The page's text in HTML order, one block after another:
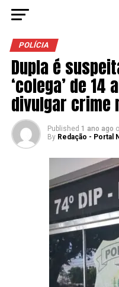
POLÍCIA
Dupla é
‘colega’ de
divulgar crime
Published 1 ano ago
By Redação - Portal